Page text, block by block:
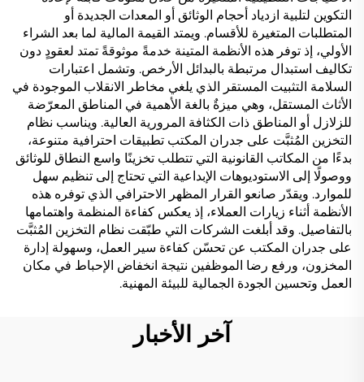
التكوين لتلبية ازدياد أحجام الوثائق أو المعدات الجديدة أو
المتطلبات المتغيرة للأقسام. ويمتد القيمة المالية لما بعد الشراء
الأولي، إذ توفر هذه الأنظمة المتينة خدمةً موثوقةً تمتد لعقودٍ دون
تكاليف استبدال مرتبطة بالبدائل الأرخص. وتشمل اعتبارات
السلامة التثبيت المستقر الذي يلغي مخاطر الانقلاب الموجودة في
الأثاث المستقل، وهي ميزةٌ بالغة الأهمية في المناطق المعرّضة
للزلازل أو المناطق ذات الكثافة المرورية العالية. ويناسب نظام
التخزين المُثبَّت على جدران المكتب تطبيقات احترافية متنوعة،
بدءًا من المكاتب القانونية التي تتطلب تخزينًا واسع النطاق للوثائق
ووصولًا إلى الاستوديوهات الإبداعية التي تحتاج إلى تنظيم سهل
للموارد. ويقدّر صانعو القرار المظهر الاحترافي الذي توفره هذه
الأنظمة أثناء زيارات العملاء، إذ يعكس كفاءة المنظمة واهتمامها
بالتفاصيل. وقد أبلغت الشركات التي طبّقت نظام التخزين المُثبَّت
على جدران المكتب عن تحسّن كفاءة سير العمل، وسهولة إدارة
المخزون، ورفع رضا الموظفين نتيجة انخفاض الإحباط في مكان
العمل وتحسين الجودة الجمالية للبيئة المهنية.
آخر الأخبار